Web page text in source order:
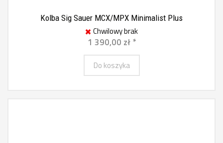
Kolba Sig Sauer MCX/MPX Minimalist Plus
Chwilowy brak
1 390,00 zł *
Do koszyka